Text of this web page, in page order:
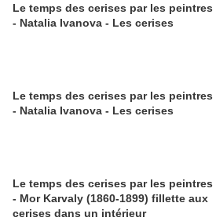
Le temps des cerises par les peintres
- Natalia Ivanova - Les cerises
Le temps des cerises par les peintres
- Natalia Ivanova - Les cerises
Le temps des cerises par les peintres
- Mor Karvaly (1860-1899) fillette aux
cerises dans un intérieur